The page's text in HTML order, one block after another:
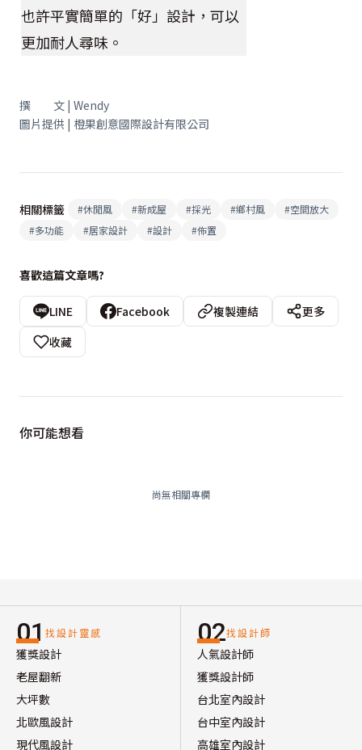
也許平實簡單的「好」設計，可以
更加耐人尋味。
撰 文 | Wendy
圖片提供 | 橙果創意國際設計有限公司
相關標籤 #休閒風 #新成屋 #採光 #鄉村風 #空間放大
#多功能 #居家設計 #設計 #佈置
喜歡這篇文章嗎?
LINE Facebook 複製連結
更多
收藏
你可能想看
尚無相關專欄
01 找設計靈感
獲獎設計
老屋翻新
大坪數
北歐風設計
現代風設計
02找設計師
人氣設計師
獲獎設計師
台北室內設計
台中室內設計
高雄室內設計